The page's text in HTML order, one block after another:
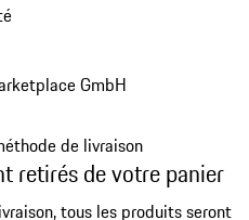
GmbH
de livraison
retirés de votre panier
tous les produits seront